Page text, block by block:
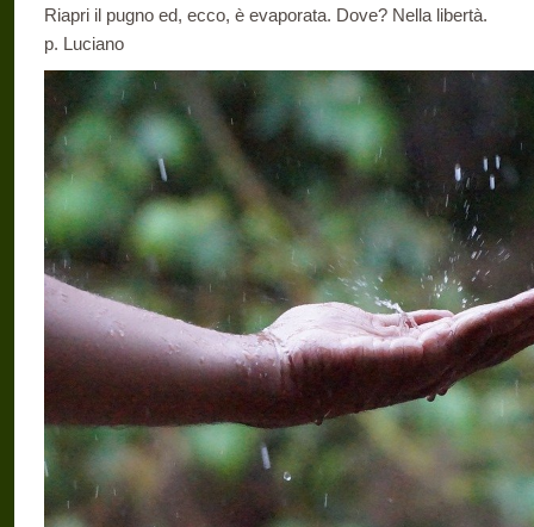
Riapri il pugno ed, ecco, è evaporata. Dove? Nella libertà.
p. Luciano